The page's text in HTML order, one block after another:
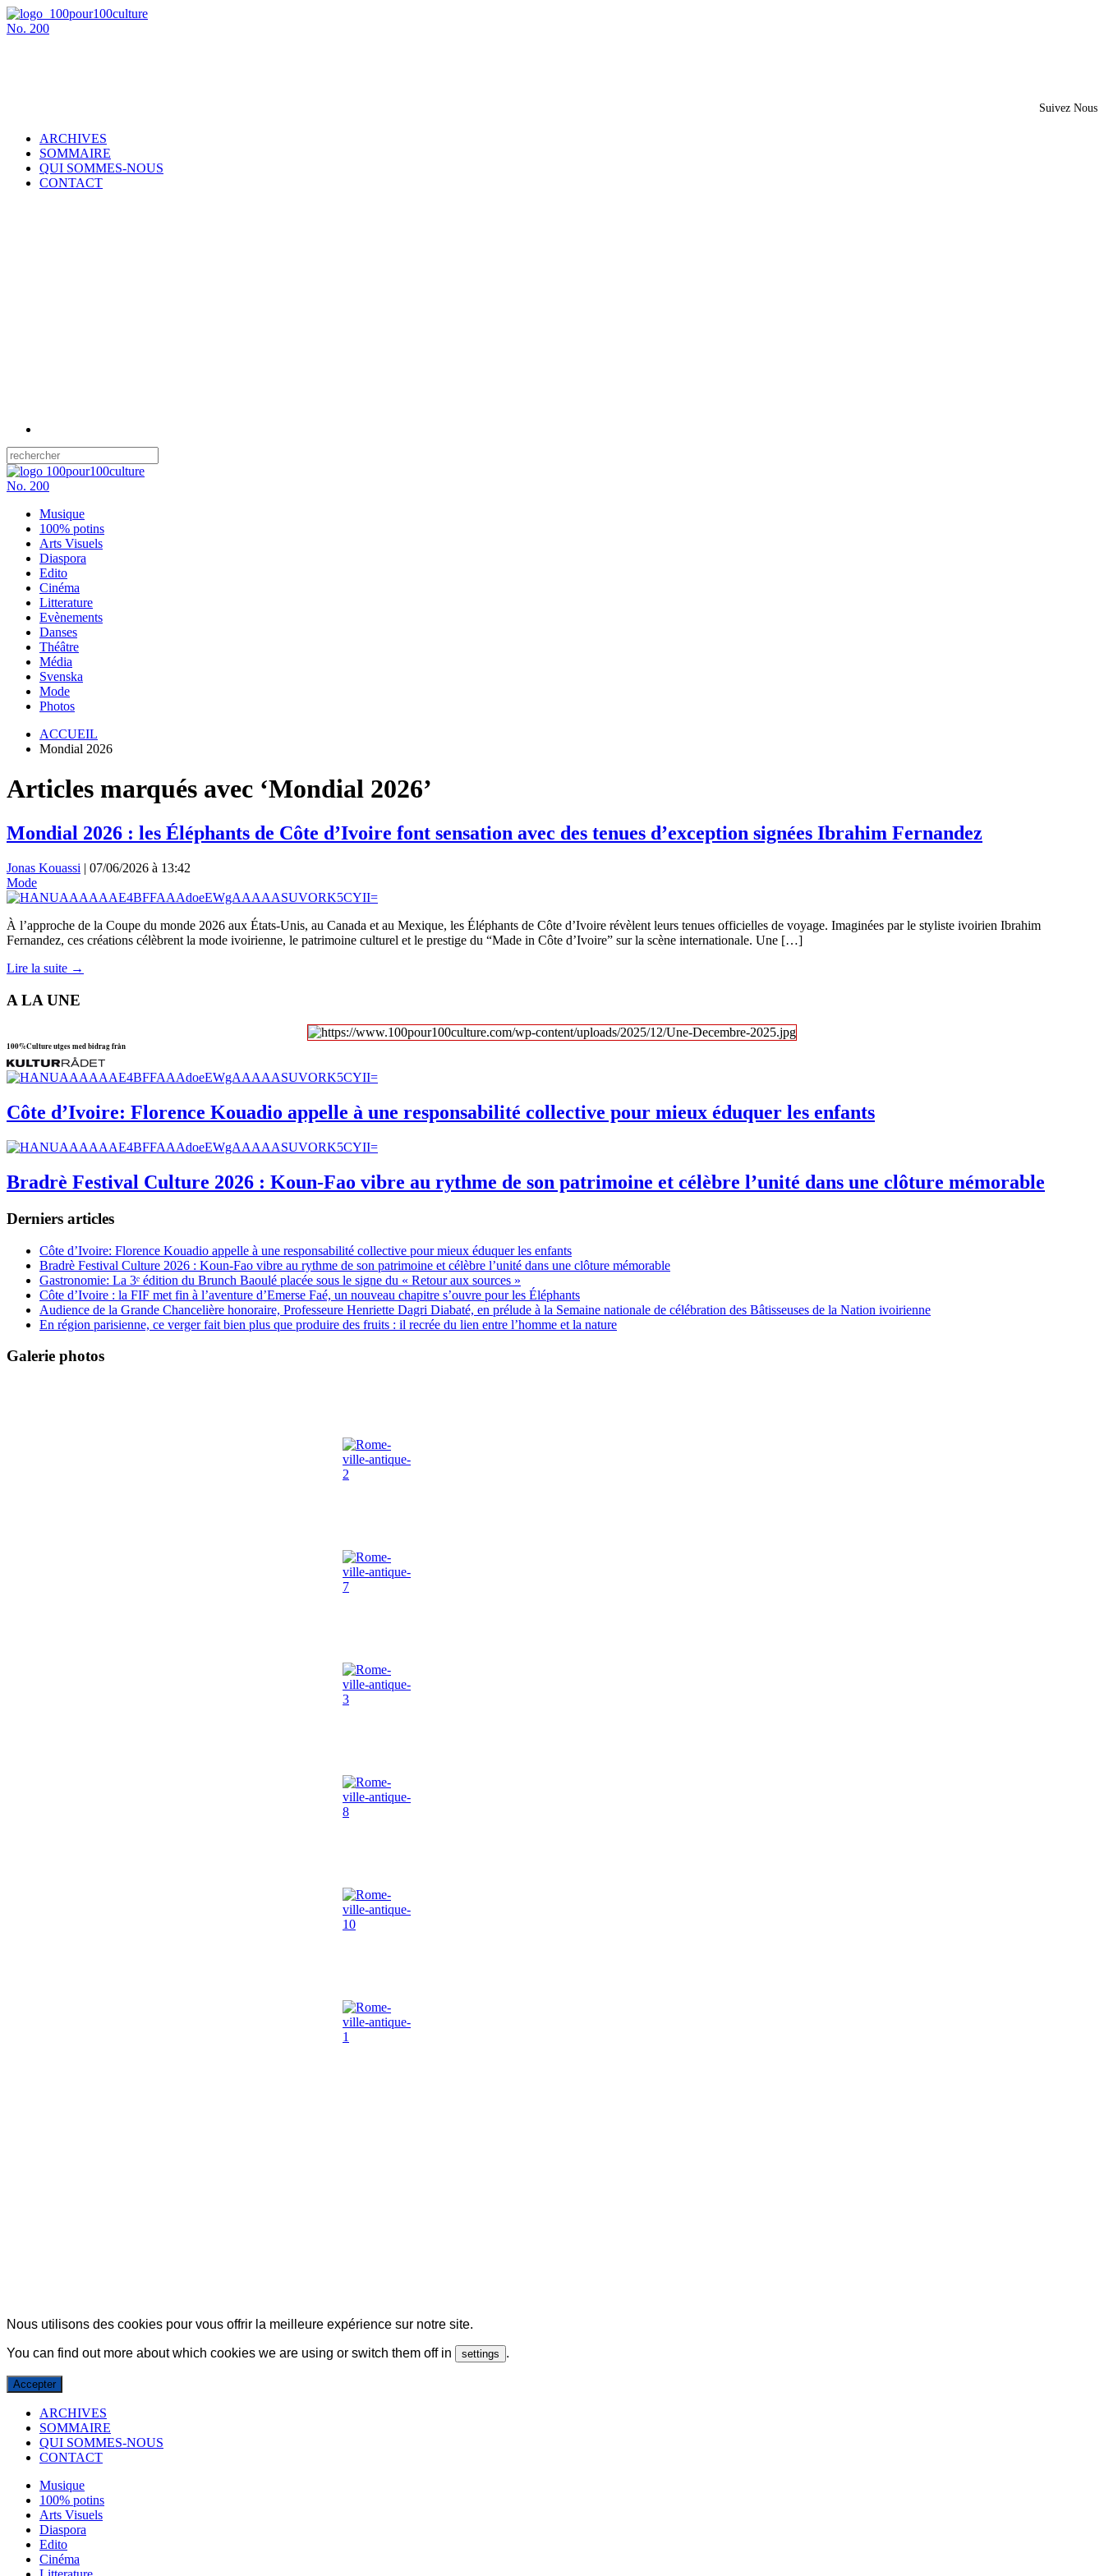
No. 200
Suivez Nous
ARCHIVES
SOMMAIRE
QUI SOMMES-NOUS
CONTACT
No. 200
Musique
100% potins
Arts Visuels
Diaspora
Edito
Cinéma
Litterature
Evènements
Danses
Théâtre
Média
Svenska
Mode
Photos
ACCUEIL
Mondial 2026
Articles marqués avec ‘Mondial 2026’
Mondial 2026 : les Éléphants de Côte d’Ivoire font sensation avec des tenues d’exception signées Ibrahim Fernandez
Jonas Kouassi | 07/06/2026 à 13:42
Mode
À l’approche de la Coupe du monde 2026 aux États-Unis, au Canada et au Mexique, les Éléphants de Côte d’Ivoire révèlent leurs tenues officielles de voyage. Imaginées par le styliste ivoirien Ibrahim
Fernandez, ces créations célèbrent la mode ivoirienne, le patrimoine culturel et le prestige du “Made in Côte d’Ivoire” sur la scène internationale. Une […]
Lire la suite →
A LA UNE
100%Culture utges med bidrag från
Côte d’Ivoire: Florence Kouadio appelle à une responsabilité collective pour mieux éduquer les enfants
Bradrè Festival Culture 2026 : Koun-Fao vibre au rythme de son patrimoine et célèbre l’unité dans une clôture mémorable
Derniers articles
Côte d’Ivoire: Florence Kouadio appelle à une responsabilité collective pour mieux éduquer les enfants
Bradrè Festival Culture 2026 : Koun-Fao vibre au rythme de son patrimoine et célèbre l’unité dans une clôture mémorable
Gastronomie: La 3ᵉ édition du Brunch Baoulé placée sous le signe du « Retour aux sources »
Côte d’Ivoire : la FIF met fin à l’aventure d’Emerse Faé, un nouveau chapitre s’ouvre pour les Éléphants
Audience de la Grande Chancelière honoraire, Professeure Henriette Dagri Diabaté, en prélude à la Semaine nationale de célébration des Bâtisseuses de la Nation ivoirienne
En région parisienne, ce verger fait bien plus que produire des fruits : il recrée du lien entre l’homme et la nature
Galerie photos
Nous utilisons des cookies pour vous offrir la meilleure expérience sur notre site.
You can find out more about which cookies we are using or switch them off in settings .
Accepter
ARCHIVES
SOMMAIRE
QUI SOMMES-NOUS
CONTACT
Musique
100% potins
Arts Visuels
Diaspora
Edito
Cinéma